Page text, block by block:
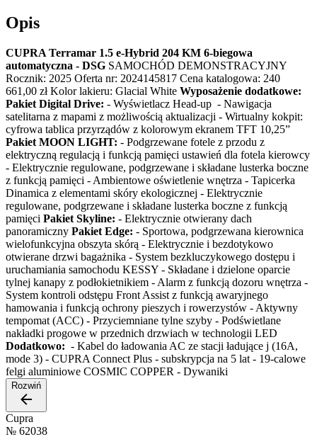
Opis
CUPRA Terramar 1.5 e-Hybrid 204 KM 6-biegowa
automatyczna - DSG SAMOCHÓD DEMONSTRACYJNY
Rocznik: 2025 Oferta nr: 2024145817 Cena katalogowa: 240
661,00 zł Kolor lakieru: Glacial White Wyposażenie dodatkowe:
Pakiet Digital Drive: - Wyświetlacz Head-up - Nawigacja
satelitarna z mapami z możliwością aktualizacji - Wirtualny kokpit:
cyfrowa tablica przyrządów z kolorowym ekranem TFT 10,25”
Pakiet MOON LIGHT: - Podgrzewane fotele z przodu z
elektryczną regulacją i funkcją pamięci ustawień dla fotela kierowcy
- Elektrycznie regulowane, podgrzewane i składane lusterka boczne
z funkcją pamięci - Ambientowe oświetlenie wnętrza - Tapicerka
Dinamica z elementami skóry ekologicznej - Elektrycznie
regulowane, podgrzewane i składane lusterka boczne z funkcją
pamięci Pakiet Skyline: - Elektrycznie otwierany dach
panoramiczny Pakiet Edge: - Sportowa, podgrzewana kierownica
wielofunkcyjna obszyta skórą - Elektrycznie i bezdotykowo
otwierane drzwi bagażnika - System bezkluczykowego dostępu i
uruchamiania samochodu KESSY - Składane i dzielone oparcie
tylnej kanapy z podłokietnikiem - Alarm z funkcją dozoru wnętrza -
System kontroli odstępu Front Assist z funkcją awaryjnego
hamowania i funkcją ochrony pieszych i rowerzystów - Aktywny
tempomat (ACC) - Przyciemniane tylne szyby - Podświetlane
nakładki progowe w przednich drzwiach w technologii LED
Dodatkowo: - Kabel do ładowania AC ze stacji ładujące j (16A,
mode 3) - CUPRA Connect Plus - subskrypcja na 5 lat - 19-calowe
felgi aluminiowe COSMIC COPPER - Dywaniki
Rozwiń
Cupra
№ 62038